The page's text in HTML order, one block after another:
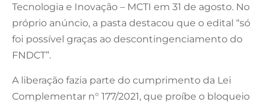
Tecnologia e Inovação – MCTI em 31 de agosto. No
próprio anúncio, a pasta destacou que o edital “só
foi possível graças ao descontingenciamento do
FNDCT”.
A liberação fazia parte do cumprimento da Lei
Complementar n° 177/2021, que proíbe o bloqueio